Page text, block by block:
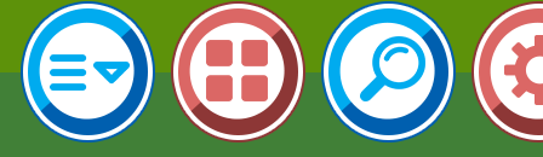
名 指導老師王老師、
園市英語競賽國小朗讀
指導老師林老師
賀！本校參加桃園市中
賽 劉文瑛教師榮獲教
賀！本校參與2026世